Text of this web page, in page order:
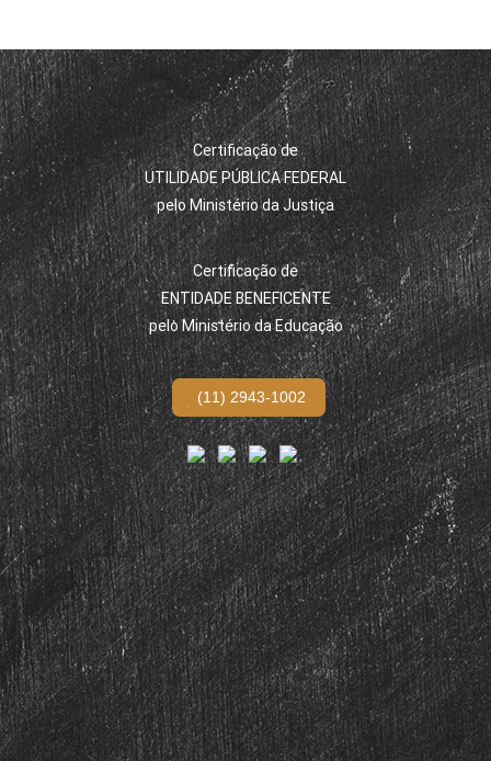
Certificação de
UTILIDADE PÚBLICA FEDERAL
pelo Ministério da Justiça
Certificação de
ENTIDADE BENEFICENTE
pelo Ministério da Educação
(11) 2943-1002